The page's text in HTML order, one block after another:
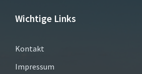
Wichtige Links
Kontakt
Impressum